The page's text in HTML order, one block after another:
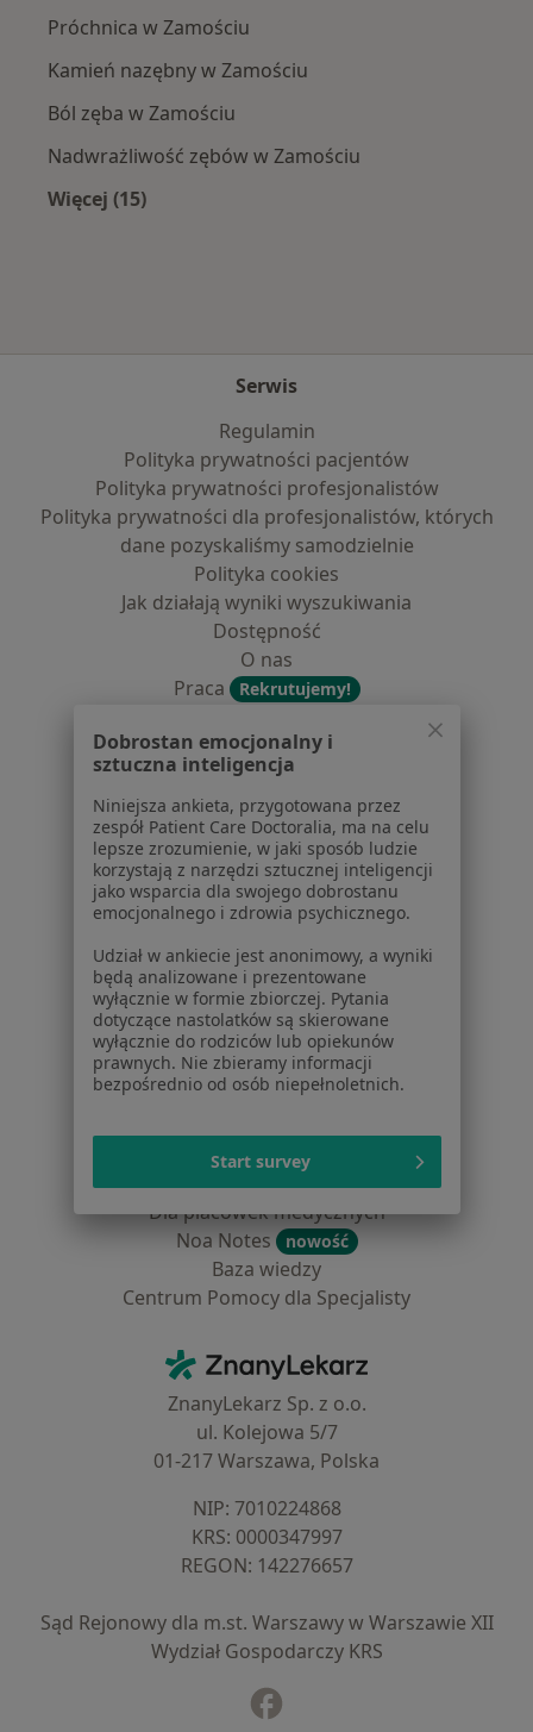
Próchnica w Zamościu
Kamień nazębny w Zamościu
Ból zęba w Zamościu
Nadwrażliwość zębów w Zamościu
Więcej (15)
Serwis
Regulamin
Polityka prywatności pacjentów
Polityka prywatności profesjonalistów
Polityka prywatności dla profesjonalistów, których
dane pozyskaliśmy samodzielnie
Polityka cookies
Jak działają wyniki wyszukiwania
Dostępność
O nas
Praca
Rekrutujemy!
Centrum prasowe
Kontakt
Dla pacjentów
Lekarze
Placówki medyczne
Pytania i odpowiedzi
Usługi i zabiegi
Choroby
Pomoc
Aplikacje mobilne
Blog dla pacjentów
Cennik
Dla lekarzy
Dla placówek medycznych
Noa Notes
nowość
Baza wiedzy
Centrum Pomocy dla Specjalisty
ZnanyLekarz - Strona główna
ZnanyLekarz Sp. z o.o.
ul. Kolejowa 5/7
01-217 Warszawa, Polska
NIP: ⁠7010224868
KRS: ⁠0000347997
REGON: ⁠142276657
Sąd Rejonowy dla m.st. Warszawy w Warszawie XII
Wydział Gospodarczy KRS
Dobrostan emocjonalny i
sztuczna inteligencja
Niniejsza ankieta, przygotowana przez
zespół Patient Care Doctoralia, ma na celu
lepsze zrozumienie, w jaki sposób ludzie
korzystają z narzędzi sztucznej inteligencji
jako wsparcia dla swojego dobrostanu
emocjonalnego i zdrowia psychicznego.
Udział w ankiecie jest anonimowy, a wyniki
będą analizowane i prezentowane
wyłącznie w formie zbiorczej. Pytania
dotyczące nastolatków są skierowane
wyłącznie do rodziców lub opiekunów
prawnych. Nie zbieramy informacji
bezpośrednio od osób niepełnoletnich.
Start survey